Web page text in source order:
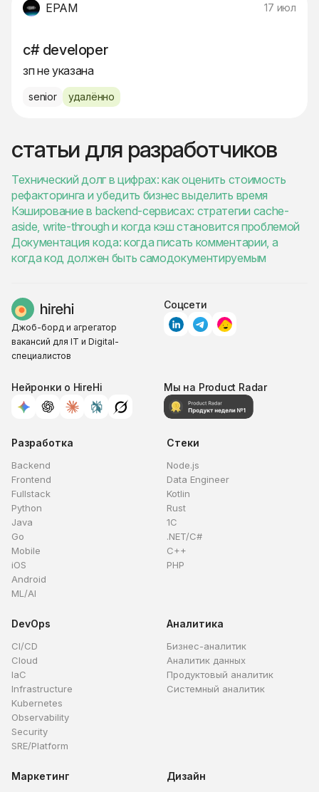
EPAM 17 июл
c# developer
зп не указана
senior удалённо
статьи для разработчиков
Технический долг в цифрах: как оценить стоимость
рефакторинга и убедить бизнес выделить время
Кэширование в backend-сервисах: стратегии cache-
aside, write-through и когда кэш становится проблемой
Документация кода: когда писать комментарии, а
когда код должен быть самодокументируемым
Джоб-борд и агрегатор
вакансий для IT и Digital-
специалистов
Соцсети
Нейронки о HireHi Мы на Product Radar
Разработка
Backend
Frontend
Fullstack
Python
Java
Go
Mobile
iOS
Android
ML/AI
Стеки
Node.js
Data Engineer
Kotlin
Rust
1C
.NET/C#
C++
PHP
DevOps
CI/CD
Cloud
IaC
Infrastructure
Kubernetes
Observability
Security
SRE/Platform
Аналитика
Бизнес-аналитик
Аналитик данных
Продуктовый аналитик
Системный аналитик
Маркетинг Дизайн